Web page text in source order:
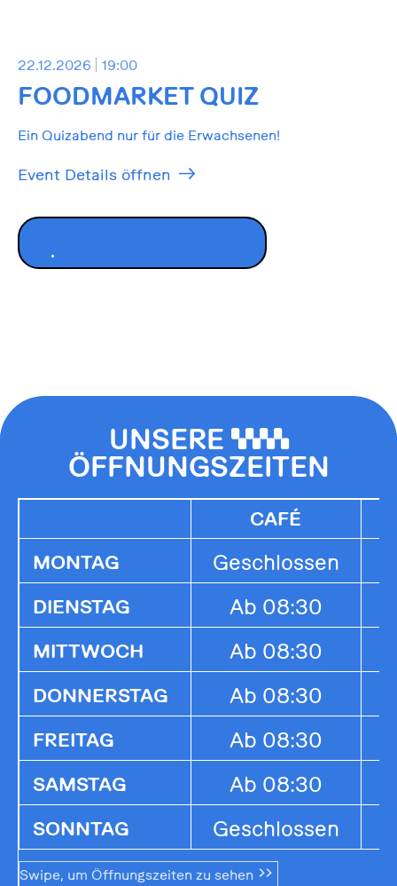
22.12.2026 19:00
FOODMARKET QUIZ
Ein Quizabend nur für die Erwachsenen!
Event Details öffnen
UNSERE 0000
ÖFFNUNGSZEITEN
CAFÉ
MONTAG Geschlossen
DIENSTAG Ab 08:30
MITTWOCH Ab 08:30
DONNERSTAG Ab 08:30
FREITAG Ab 08:30
SAMSTAG Ab 08:30
SONNTAG Geschlossen
Swipe, um Öffnungszeiten zu sehen